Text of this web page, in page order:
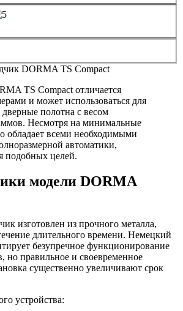
DORMA TS Compact
TS Compact отличается
и может использоваться для
полотна с весом
Несмотря на минимальные
обладает всеми необходимыми
автоматики,
подобных целей.
модели DORMA
изготовлен из прочного металла,
длительного времени. Немецкий
безупречное функционирование
но правильное и своевременное
существенно увеличивают срок
устройства: